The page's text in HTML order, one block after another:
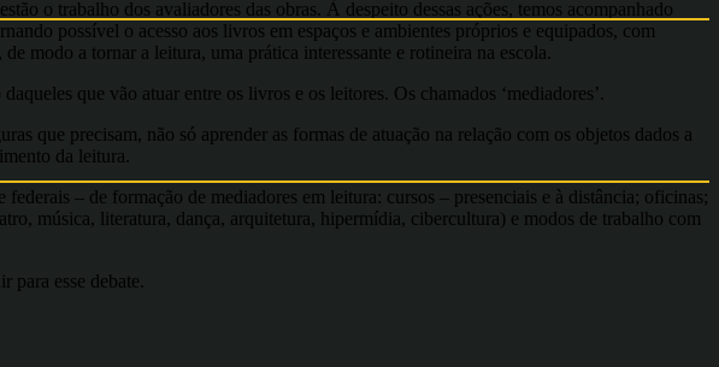
o trabalho dos avaliadores das obras. À despeito dessas ações, temos acompanhado
possível o acesso aos livros em espaços e ambientes próprios e equipados, com
modo a tornar a leitura, uma prática interessante e rotineira na escola.
que vão atuar entre os livros e os leitores. Os chamados ‘mediadores’.
precisam, não só aprender as formas de atuação na relação com os objetos dados a
da leitura.
– de formação de mediadores em leitura: cursos – presenciais e à distância; oficinas;
música, literatura, dança, arquitetura, hipermídia, cibercultura) e modos de trabalho com
para esse debate.